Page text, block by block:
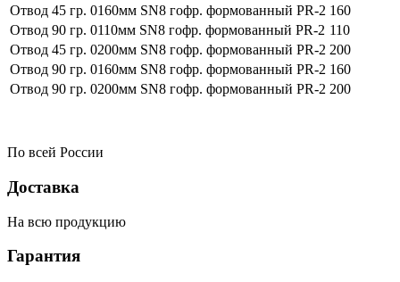
Отвод 45 гр. 0160мм SN8 гофр. формованный PR-2 160
Отвод 90 гр. 0110мм SN8 гофр. формованный PR-2 110
Отвод 45 гр. 0200мм SN8 гофр. формованный PR-2 200
Отвод 90 гр. 0160мм SN8 гофр. формованный PR-2 160
Отвод 90 гр. 0200мм SN8 гофр. формованный PR-2 200
По всей России
Доставка
На всю продукцию
Гарантия